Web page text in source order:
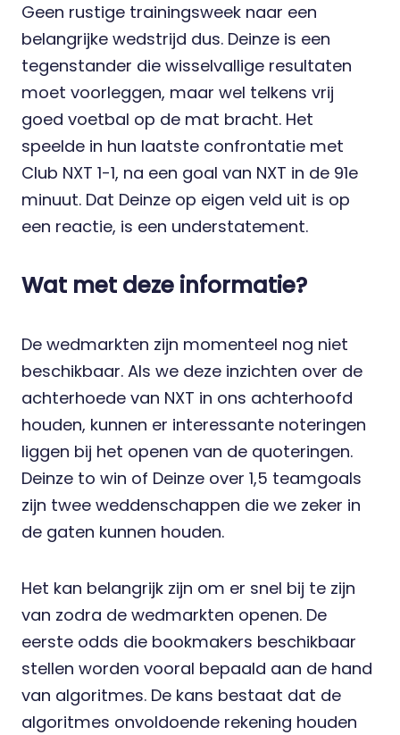
Geen rustige trainingsweek naar een
belangrijke wedstrijd dus. Deinze is een
tegenstander die wisselvallige resultaten
moet voorleggen, maar wel telkens vrij
goed voetbal op de mat bracht. Het
speelde in hun laatste confrontatie met
Club NXT 1-1, na een goal van NXT in de 91e
minuut. Dat Deinze op eigen veld uit is op
een reactie, is een understatement.
Wat met deze informatie?
De wedmarkten zijn momenteel nog niet
beschikbaar. Als we deze inzichten over de
achterhoede van NXT in ons achterhoofd
houden, kunnen er interessante noteringen
liggen bij het openen van de quoteringen.
Deinze to win of Deinze over 1,5 teamgoals
zijn twee weddenschappen die we zeker in
de gaten kunnen houden.
Het kan belangrijk zijn om er snel bij te zijn
van zodra de wedmarkten openen. De
eerste odds die bookmakers beschikbaar
stellen worden vooral bepaald aan de hand
van algoritmes. De kans bestaat dat de
algoritmes onvoldoende rekening houden